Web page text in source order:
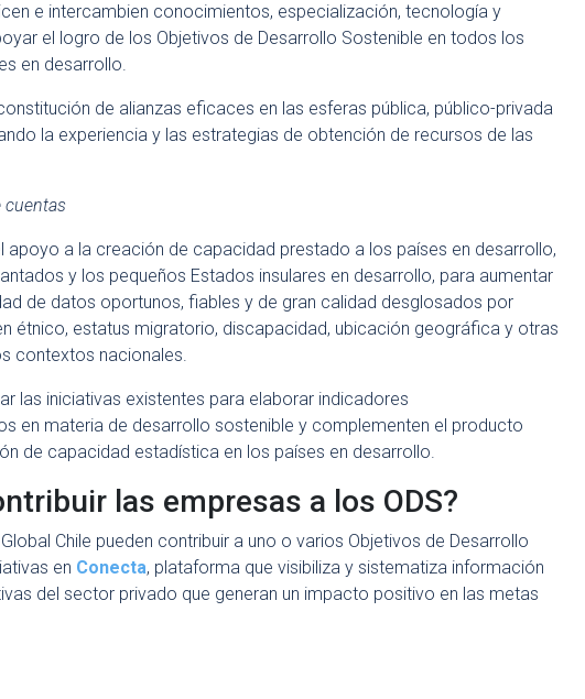
e intercambien conocimientos, especialización, tecnología y
el logro de los Objetivos de Desarrollo Sostenible en todos los
en desarrollo.
de alianzas eficaces en las esferas pública, público-privada
la experiencia y las estrategias de obtención de recursos de las
cuentas
apoyo a la creación de capacidad prestado a los países en desarrollo,
y los pequeños Estados insulares en desarrollo, para aumentar
de datos oportunos, fiables y de gran calidad desglosados por
étnico, estatus migratorio, discapacidad, ubicación geográfica y otras
contextos nacionales.
las iniciativas existentes para elaborar indicadores
en materia de desarrollo sostenible y complementen el producto
de capacidad estadística en los países en desarrollo.
las empresas a los ODS?
Chile pueden contribuir a uno o varios Objetivos de Desarrollo
en Conecta, plataforma que visibiliza y sistematiza información
del sector privado que generan un impacto positivo en las metas